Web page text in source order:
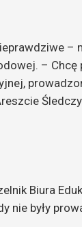
–
– Chcę
Biura
nie były